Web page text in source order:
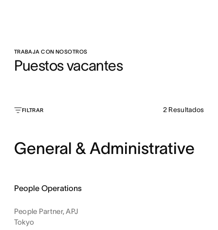
TRABAJA CON NOSOTROS
Puestos vacantes
FILTRAR 2 Resultados
General & Administrative
People Operations
People Partner, APJ
Tokyo